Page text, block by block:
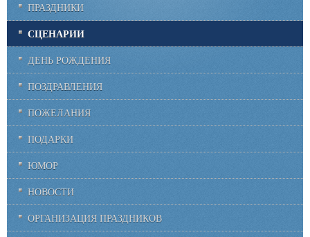
ПРАЗДНИКИ
СЦЕНАРИИ
ДЕНЬ РОЖДЕНИЯ
ПОЗДРАВЛЕНИЯ
ПОЖЕЛАНИЯ
ПОДАРКИ
ЮМОР
НОВОСТИ
ОРГАНИЗАЦИЯ ПРАЗДНИКОВ